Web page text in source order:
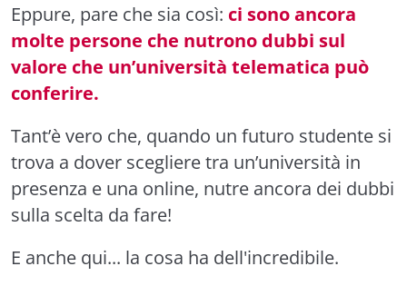
Eppure, pare che sia così: ci sono ancora
molte persone che nutrono dubbi sul
valore che un’università telematica può
conferire.
Tant’è vero che, quando un futuro studente si
trova a dover scegliere tra un’università in
presenza e una online, nutre ancora dei dubbi
sulla scelta da fare!
E anche qui... la cosa ha dell'incredibile.